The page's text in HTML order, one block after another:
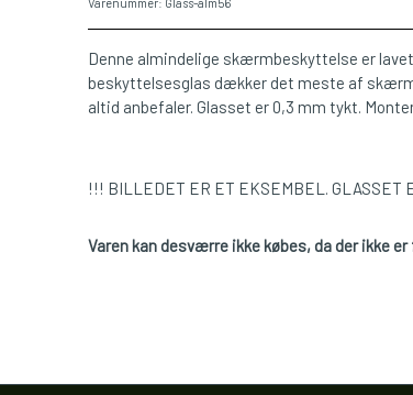
Denne almindelige skærmbeskyttelse er
beskyttelsesglas dækker det meste af
altid anbefaler. Glasset er 0,3 mm tykt.
!!! BILLEDET ER ET EKSEMBEL. GLASSET
Varen kan desværre ikke købes, da der ikke er